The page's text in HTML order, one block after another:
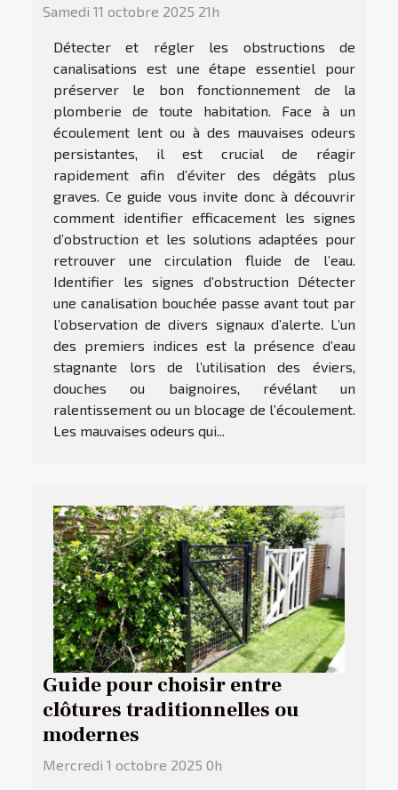
Samedi 11 octobre 2025 21h
Détecter et régler les obstructions de
canalisations est une étape essentiel pour
préserver le bon fonctionnement de la
plomberie de toute habitation. Face à un
écoulement lent ou à des mauvaises odeurs
persistantes, il est crucial de réagir
rapidement afin d’éviter des dégâts plus
graves. Ce guide vous invite donc à découvrir
comment identifier efficacement les signes
d’obstruction et les solutions adaptées pour
retrouver une circulation fluide de l’eau.
Identifier les signes d’obstruction Détecter
une canalisation bouchée passe avant tout par
l’observation de divers signaux d’alerte. L’un
des premiers indices est la présence d’eau
stagnante lors de l’utilisation des éviers,
douches ou baignoires, révélant un
ralentissement ou un blocage de l’écoulement.
Les mauvaises odeurs qui...
Guide pour choisir entre
clôtures traditionnelles ou
modernes
Mercredi 1 octobre 2025 0h